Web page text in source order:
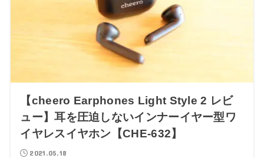
【cheero Earphones Light Style 2 レビ
ュー】耳を圧迫しないインナーイヤー型ワ
イヤレスイヤホン【CHE-632】
2021.05.18